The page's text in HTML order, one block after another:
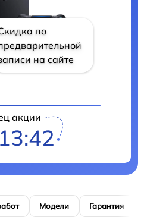
по
на сайте
акции
Модели Гарантия